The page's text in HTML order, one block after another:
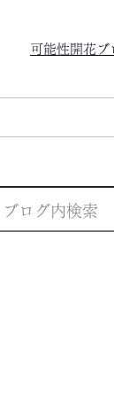
可能性開花ブ